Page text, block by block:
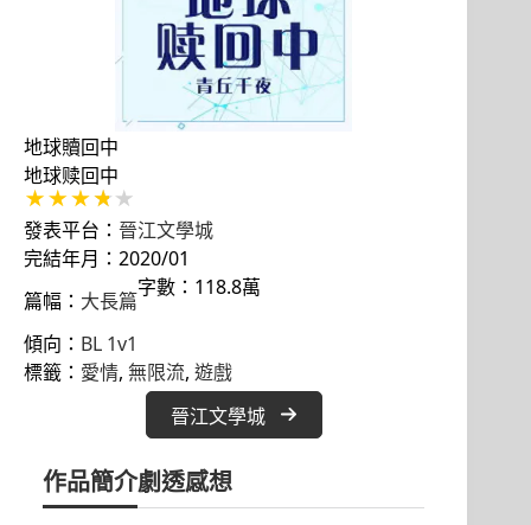
地球贖回中
地球赎回中
發表平台： 晉江文學城
完結年月：2020/01
篇幅： 大長篇
字數：118.8萬
傾向： BL 1v1
標籤： 愛情, 無限流, 遊戲
晉江文學城
作品簡介劇透感想